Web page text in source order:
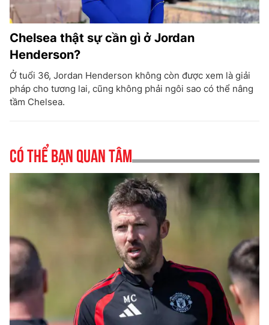
Chelsea thật sự cần gì ở Jordan
Henderson?
Ở tuổi 36, Jordan Henderson không còn được xem là giải
pháp cho tương lai, cũng không phải ngôi sao có thể nâng
tầm Chelsea.
Có thể bạn quan tâm